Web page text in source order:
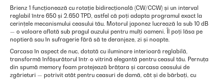
Brienz 1 funcționează cu rotație bidirecțională (CW/CCW) și un interval
reglabil între 650 și 2.650 TPD, astfel că poți adapta programul exact la
cerințele mecanismului ceasului tău. Motorul japonez lucrează la sub 10 dB
— o valoare aflată sub pragul auzului pentru mulți oameni. Îl poți lăsa pe
noptieră sau în sufragerie fără să te deranjeze, zi și noapte.
Carcasa în aspect de nuc, dotată cu iluminare interioară reglabilă,
transformă înfășurătorul într-o vitrină elegantă pentru ceasul tău. Pernuța
din spumă memory foam protejează brățara și carcasa ceasului de
zgârieturi — potrivit atât pentru ceasuri de damă, cât și de bărbați, cu